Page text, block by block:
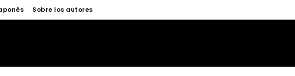
Sobre los autores